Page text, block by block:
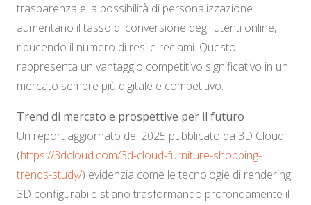
trasparenza e la possibilità di personalizzazione
aumentano il tasso di conversione degli utenti online,
riducendo il numero di resi e reclami. Questo
rappresenta un vantaggio competitivo significativo in un
mercato sempre più digitale e competitivo.
Trend di mercato e prospettive per il futuro
Un report aggiornato del 2025 pubblicato da 3D Cloud
(https://3dcloud.com/3d-cloud-furniture-shopping-
trends-study/) evidenzia come le tecnologie di rendering
3D configurabile stiano trasformando profondamente il